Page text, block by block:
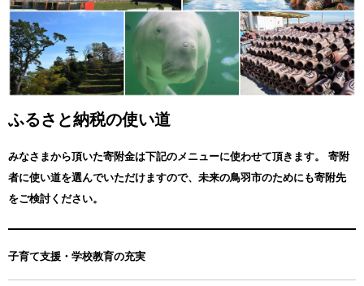
ふるさと納税の使い道
みなさまから頂いた寄附金は下記のメニューに使わせて頂きます。
寄附
者に使い道を選んでいただけますので、未来の鳥羽市のためにも寄附先
をご検討ください。
子育て支援・学校教育の充実